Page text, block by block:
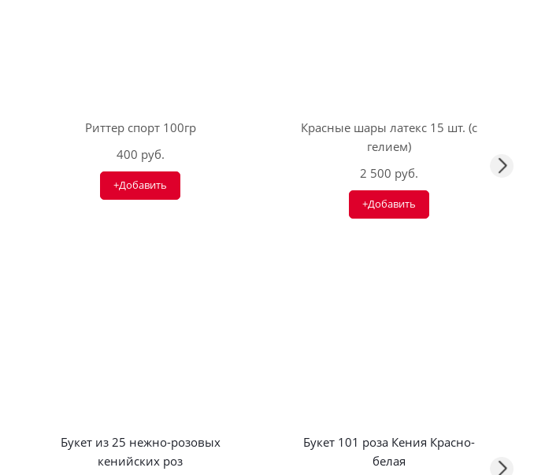
Риттер спорт 100гр
400 руб.
+Добавить
Красные шары латекс 15 шт. (с
гелием)
2 500 руб.
+Добавить
Букет из 25 нежно-розовых
кенийских роз
Букет 101 роза Кения Красно-
белая